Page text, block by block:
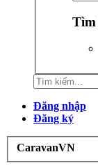
Tìm
Đăng nhập
Đăng ký
CaravanVN